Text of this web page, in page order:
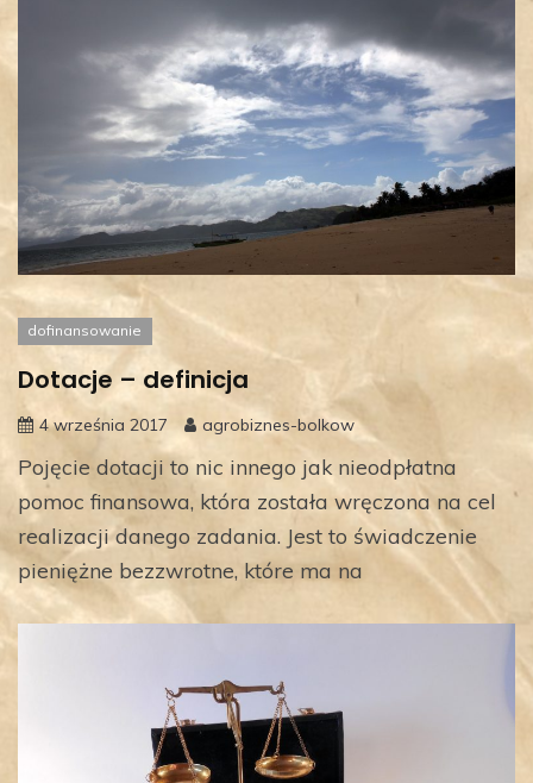
dofinansowanie
Dotacje – definicja
4 września 2017 agrobiznes-bolkow
Pojęcie dotacji to nic innego jak nieodpłatna
pomoc finansowa, która została wręczona na cel
realizacji danego zadania. Jest to świadczenie
pieniężne bezzwrotne, które ma na